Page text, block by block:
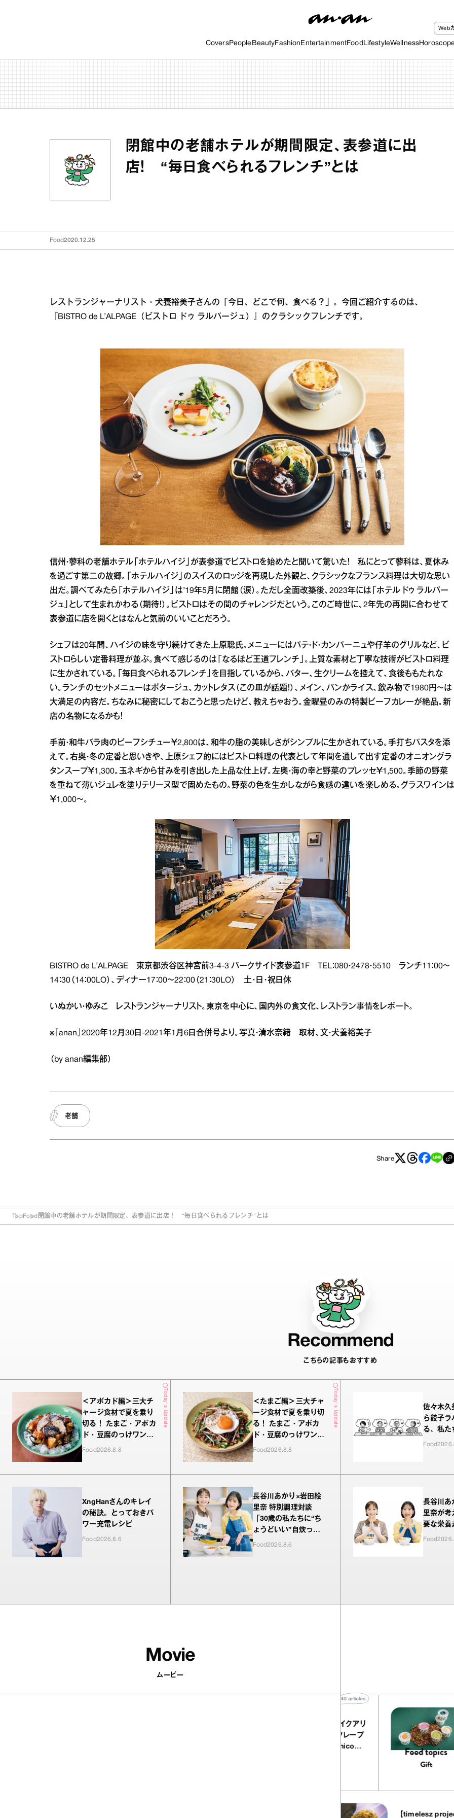
CoversPeople BeautyFashion EntertainmentFood LifestyleWellness
Web
閉館中の老舗ホテルが期間限定、表参道に出
店！ “毎日食べられるフレンチ”とは
Food2020.12.25
レストランジャーナリスト・犬養裕美子さんの「今日、どこで何、食べる？」。今回ご紹介するのは、
『BISTRO de L’ALPAGE（ビストロ ドゥ ラルパージュ）』のクラシックフレンチです。
信州・蓼科の老舗ホテル「ホテルハイジ」が表参道でビストロを始めたと聞いて驚いた！ 私にとって蓼科は、夏休み
を過ごす第二の故郷。「ホテルハイジ」のスイスのロッジを再現した外観と、クラシックなフランス料理は大切な思い
出だ。調べてみたら「ホテルハイジ」は’19年5月に閉館（涙）。ただし全面改築後、2023年には「ホテル ドゥ ラルパー
ジュ」として生まれかわる（期待！）。ビストロはその間のチャレンジだという。このご時世に、2年先の再開に合わせて
表参道に店を開くとはなんと気前のいいことだろう。
シェフは20年間、ハイジの味を守り続けてきた上原聡氏。メニューにはパテ・ド・カンパーニュや仔羊のグリルなど、ビ
ストロらしい定番料理が並ぶ。食べて感じるのは「なるほど王道フレンチ」。上質な素材と丁寧な技術がビストロ料理
に生かされている。「毎日食べられるフレンチ」を目指しているから、バター、生クリームを控えて、食後ももたれな
い。ランチのセットメニューはポタージュ、カットレタス（この皿が話題！）、メイン、パンかライス、飲み物で1980円～は
大満足の内容だ。ちなみに秘密にしておこうと思ったけど、教えちゃおう。金曜昼のみの特製ビーフカレーが絶品。新
店の名物になるかも！
手前・和牛バラ肉のビーフシチュー￥2,800は、和牛の脂の美味しさがシンプルに生かされている。手打ちパスタを添
えて。右奥・冬の定番と思いきや、上原シェフ的にはビストロ料理の代表として年間を通して出す定番のオニオングラ
タンスープ￥1,300。玉ネギから甘みを引き出した上品な仕上げ。左奥・海の幸と野菜のプレッセ￥1,500。季節の野菜
を重ねて薄いジュレを塗りテリーヌ型で固めたもの。野菜の色を生かしながら食感の違いを楽しめる。グラスワインは
￥1,000～。
BISTRO de L’ALPAGE 東京都渋谷区神宮前3‐4‐3 パークサイド表参道1F TEL：080・2478・5510 ランチ11：00～
14：30（14：00LO）、ディナー17：00～22：00（21：30LO） 土･日･祝日休
いぬかい・ゆみこ レストランジャーナリスト。東京を中心に、国内外の食文化、レストラン事情をレポート。
※『anan』2020年12月30日‐2021年1月6日合併号より。写真・清水奈緒 取材、文・犬養裕美子
（by anan編集部）
老舗
Share
TopFood 閉館中の老舗ホテルが期間限定、表参道に出店！ “毎日食べられるフレンチ”とは
Recommend
こちらの記事もおすすめ
Today's Update
＜アボカド編＞三大チ
ャージ食材で夏を乗り
切る！ たまご・アボカ
ド・豆腐のっけワンプ
レート
Food2026.8.8
Today's Update
＜たまご編＞三大チャ
ージ食材で夏を乗り切
る！ たまご・アボカ
ド・豆腐のっけワンプ
レート
Food2026.8.8
佐々木久
ら餃子ラ
る、私た
Food
XngHanさんのキレイ
の秘訣。とっておきパ
ワー充電レシピ
Food2026.8.6
長谷川あかり×岩田絵
里奈 特別調理対談
「30歳の私たちに“ち
ょうどいい”自炊っ
て？」
Food2026.8.6
長谷川あ
里奈が考
要な栄養
Food
Movie
ムービー
『EQUALLY atelier NOLE（イクアリ
ー アトリエ ノーレ）』のミルクレープ
キャラメルバニーユほか｜chico
【timelesz project ＃ここ